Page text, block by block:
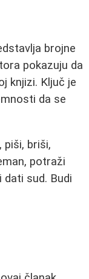
brojne
pokazuju da
knjizi. Ključ je
da se
piši, briši,
potraži
sud. Budi